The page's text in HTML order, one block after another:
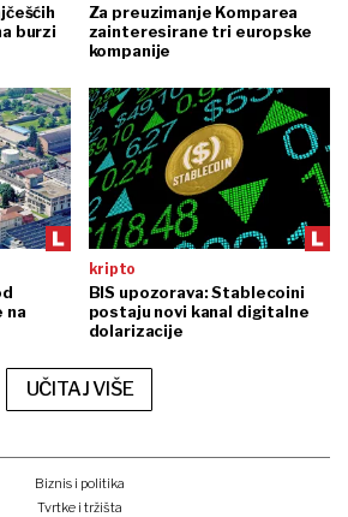
burzi
Za preuzimanje Komparea
zainteresirane tri europske
kompanije
na
kripto
BIS upozorava: Stablecoini
postaju novi kanal digitalne
dolarizacije
UČITAJ VIŠE
Biznis i politika
Tvrtke i tržišta